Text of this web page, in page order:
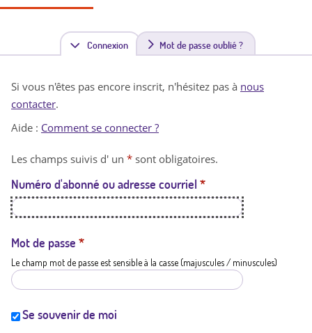
Connexion(
n
t
a
t
i
Mot de passe oublié ?
Si vous n'êtes pas encore inscrit, n'hésitez pas à nous
contacter.
Aide : Comment se connecter ?
Les champs suivis d' un * sont obligatoires.
Numéro d'abonné ou adresse courriel *
Mot de passe *
Le champ mot de passe est sensible à la casse (majuscules / minuscules)
Se souvenir de moi